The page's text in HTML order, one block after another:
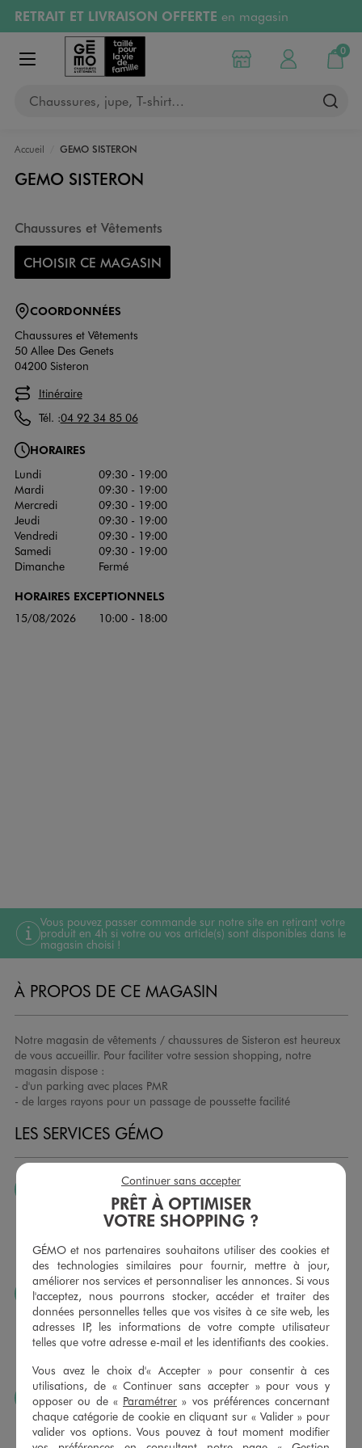
Aller au contenu principal
Aller à la navigation
RETRAIT ET LIVRAISON OFFERTE en magasin
Retours OFFERTSpendant 30 jours
PAYEZ EN 3x SANS FRAIS
RÉSERVATION GRATUITE
Afficher le menu
Chaussures, jupe, T-shirt…
Choisir mon magasin
Mon compte
0
Mon
Accueil GEMO SISTERON
GEMO SISTERON
Chaussures et Vêtements
CHOISIR CE MAGASIN
COORDONNÉES
Chaussures et Vêtements
50 Allee Des Genets
04200 Sisteron
Itinéraire
Tél. :04 92 34 85 06
HORAIRES
Lundi
09:30 - 19:00
Mardi
09:30 - 19:00
Mercredi
09:30 - 19:00
Jeudi
09:30 - 19:00
Vendredi
09:30 - 19:00
Samedi
09:30 - 19:00
Dimanche
Fermé
HORAIRES EXCEPTIONNELS
15/08/2026 10:00 - 18:00
Vous pouvez passer commande sur notre site en retirant votre
produit en 4h si votre ou vos article(s) sont disponibles dans le
magasin choisi !
À PROPOS DE CE MAGASIN
Notre magasin de vêtements / chaussures de Sisteron est heureux
de vous accueillir. Pour faciliter votre session shopping, notre
magasin dispose :
- d'un parking avec places PMR
- de larges rayons pour un passage de poussette facilité
LES SERVICES GÉMO
JE PEUX CHANGER D’AVIS
Nous échangeons et vous proposons un avoir ou un
remboursement pour tout article non porté, non retouché,
sous 30 jours, sur simple présentation du ticket de caisse,
dans tous les magasins GÉMO.
JE PEUX FAIRE RETOUCHER MES ARTICLES
Ourlets, ceintures… vous avez la possibilité de faire
retoucher vos articles textiles dans nos magasins. Les tarifs
sont à votre disposition sur simple demande. Voir
conditions en magasins.
J’AIME FAIRE PLAISIR
Nous vous proposons des cartes cadeaux GÉMO d’un
montant au choix entre 10€ et 150€. Les cartes cadeau
PRÊT À OPTIMISER
VOTRE SHOPPING ?
GÉMO et nos partenaires souhaitons utiliser des cookies et
des technologies similaires pour fournir, mettre à jour,
améliorer nos services et personnaliser les annonces. Si vous
l'acceptez, nous pourrons stocker, accéder et traiter des
données personnelles telles que vos visites à ce site web, les
adresses IP, les informations de votre compte utilisateur
telles que votre adresse e-mail et les identifiants des cookies.
Vous avez le choix d'« Accepter » pour consentir à ces
utilisations, de « Continuer sans accepter » pour vous y
opposer ou de « Paramétrer » vos préférences concernant
chaque catégorie de cookie en cliquant sur « Valider » pour
valider vos options. Vous pouvez à tout moment modifier
Continuer sans accepter